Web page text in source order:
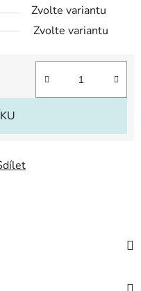
Zvolte variantu
Zvolte variantu